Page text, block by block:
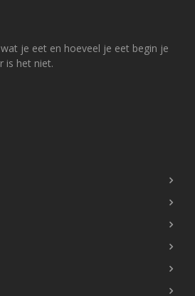
je eet en hoeveel je eet begin je
is het niet.